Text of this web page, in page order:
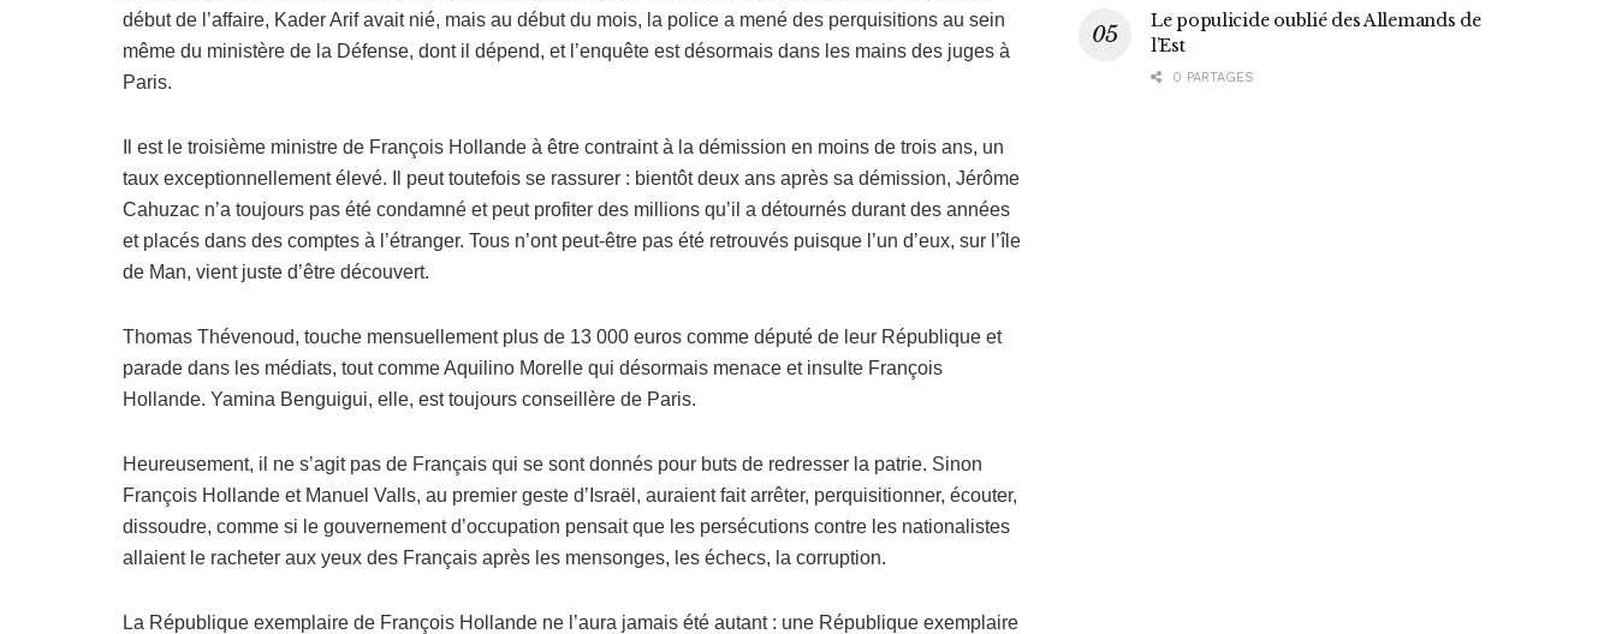
début de l’affaire, Kader Arif avait nié, mais au début du mois, la police a mené des perquisitions au sein
même du ministère de la Défense, dont il dépend, et l’enquête est désormais dans les mains des juges à
Paris.
Il est le troisième ministre de François Hollande à être contraint à la démission en moins de trois ans, un
taux exceptionnellement élevé. Il peut toutefois se rassurer : bientôt deux ans après sa démission, Jérôme
Cahuzac n’a toujours pas été condamné et peut profiter des millions qu’il a détournés durant des années
et placés dans des comptes à l’étranger. Tous n’ont peut-être pas été retrouvés puisque l’un d’eux, sur l’île
de Man, vient juste d’être découvert.
Thomas Thévenoud, touche mensuellement plus de 13 000 euros comme député de leur République et
parade dans les médiats, tout comme Aquilino Morelle qui désormais menace et insulte François
Hollande. Yamina Benguigui, elle, est toujours conseillère de Paris.
Heureusement, il ne s’agit pas de Français qui se sont donnés pour buts de redresser la patrie. Sinon
François Hollande et Manuel Valls, au premier geste d’Israël, auraient fait arrêter, perquisitionner, écouter,
dissoudre, comme si le gouvernement d’occupation pensait que les persécutions contre les nationalistes
allaient le racheter aux yeux des Français après les mensonges, les échecs, la corruption.
La République exemplaire de François Hollande ne l’aura jamais été autant : une République exemplaire
Le populicide oublié des Allemands de
l’Est
0 PARTAGES